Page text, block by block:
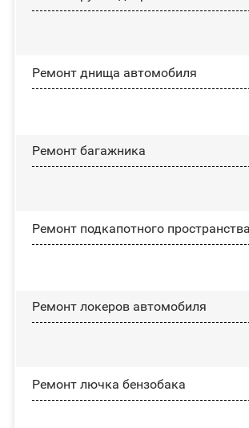
Ремонт днища автомобиля
Ремонт багажника
Ремонт подкапотного пространства
Ремонт лoĸepoв автомобиля
Ремонт лючка бензобака